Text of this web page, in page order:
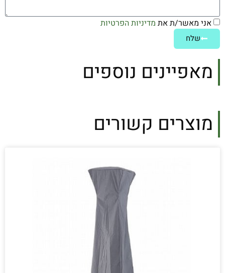
אני מאשר/ת את מדיניות הפרטיות
שלח
מאפיינים נוספים
מוצרים קשורים